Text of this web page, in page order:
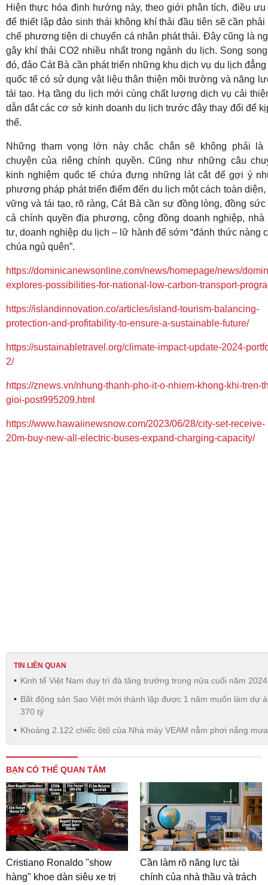
Hiện thực hóa định hướng này, theo giới phân tích, điều ưu
để thiết lập đảo sinh thái không khí thải đầu tiên sẽ cần phải
chế phương tiện di chuyển cá nhân phát thải. Đây cũng là
gây khí thải CO2 nhiều nhất trong ngành du lịch. Song
đó, đảo Cát Bà cần phát triển những khu dịch vụ du lịch đẳng
quốc tế có sử dụng vật liệu thân thiện môi trường và năng
tái tạo. Hạ tầng du lịch mới cùng chất lượng dịch vụ cải
dẫn dắt các cơ sở kinh doanh du lịch trước đây thay đổi để
thế.
Những tham vọng lớn này chắc chắn sẽ không phải là
chuyện của riêng chính quyền. Cũng như những câu
kinh nghiệm quốc tế chứa đựng những lát cắt để gợi ý
phương pháp phát triển điểm đến du lịch một cách toàn diện,
vững và tái tạo, rõ ràng, Cát Bà cần sự đồng lòng, đồng sức
cả chính quyền địa phương, cộng đồng doanh nghiệp, nhà
tư, doanh nghiệp du lịch – lữ hành để sớm “đánh thức nàng
chúa ngủ quên”.
https://dominicanewsonline.com/news/homepage/news/
explores-possibilities-for-national-low-carbon-transport-
https://islandinnovation.co/articles/island-tourism-balancing-
protection-and-profitability-to-ensure-a-sustainable-future/
https://sustainabletravel.org/climate-impact-update-2024-
2/
https://znews.vn/nhung-thanh-pho-it-o-nhiem-khong-khi-tren-
gioi-post995209.html
https://www.hawaiinewsnow.com/2023/06/28/city-set-receive-
20m-buy-new-all-electric-buses-expand-charging-capacity/
TIN LIÊN QUAN
Kinh tế Việt Nam duy trì đà tăng trưởng trong nửa cuối năm 2024
Bất động sản Sao Việt mới thành lập được 1 năm muốn làm dự
370 tỷ
Khoảng 2.122 chiếc ôtô của Nhà máy VEAM nằm phơi nắng mưa
BẠN CÓ THỂ QUAN TÂM
Cristiano Ronaldo "show
hàng" khoe dàn siêu xe trị
Cần làm rõ năng lực tài
chính của nhà thầu và trách